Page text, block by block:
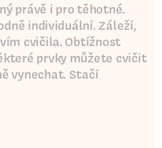
právě i pro těhotné.
individuální. Záleží,
cvičila. Obtížnost
prvky můžete cvičit
vynechat. Stačí